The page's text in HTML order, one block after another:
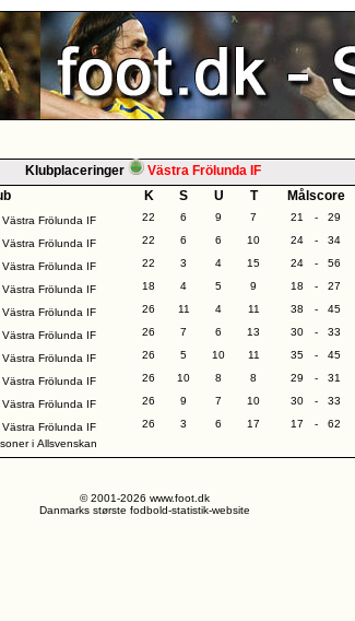
Klubplaceringer
Västra Frölunda IF
K S U T Målscore
Västra Frölunda IF 22 6 9 7 21 - 29
Västra Frölunda IF 22 6 6 10 24 - 34
Västra Frölunda IF 22 3 4 15 24 - 56
Västra Frölunda IF 18 4 5 9 18 - 27
Västra Frölunda IF 26 11 4 11 38 - 45
Västra Frölunda IF 26 7 6 13 30 - 33
Västra Frölunda IF 26 5 10 11 35 - 45
Västra Frölunda IF 26 10 8 8 29 - 31
Västra Frölunda IF 26 9 7 10 30 - 33
Västra Frölunda IF 26 3 6 17 17 - 62
i Allsvenskan
© 2001-2026 www.foot.dk
Danmarks største fodbold-statistik-website